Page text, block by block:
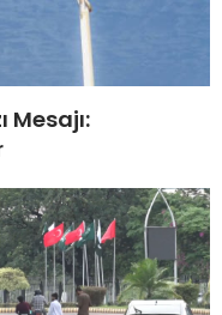
Mesajı: